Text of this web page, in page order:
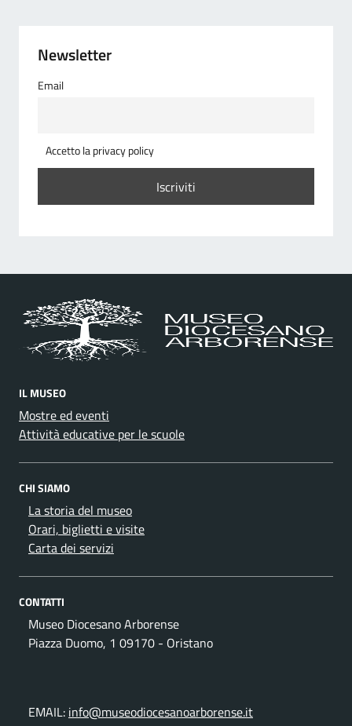
Newsletter
Email
Accetto la privacy policy
IL MUSEO
Mostre ed eventi
Attività educative per le scuole
CHI SIAMO
La storia del museo
Orari, biglietti e visite
Carta dei servizi
CONTATTI
Museo Diocesano Arborense
Piazza Duomo, 1 09170 - Oristano
EMAIL: info@museodiocesanoarborense.it